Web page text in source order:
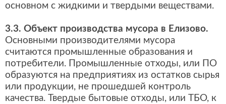
основном с жидкими и твердыми веществами.
3.3. Объект производства мусора в Елизово.
Основными производителями мусора
считаются промышленные образования и
потребители. Промышленные отходы, или ПО
образуются на предприятиях из остатков сырья
или продукции, не прошедшей контроль
качества. Твердые бытовые отходы, или ТБО, к